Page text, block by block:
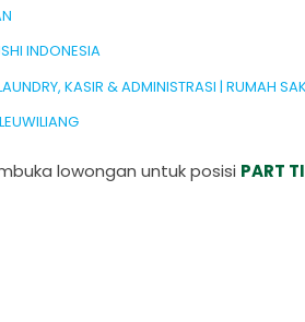
INDONESIA
KASIR & ADMINISTRASI | RUMAH
lowongan untuk posisi PART